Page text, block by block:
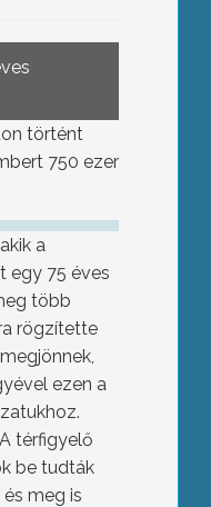
történt
750 ezer
a
egy 75 éves
több
rögzítette
ezen a
térfigyelő
be tudták
meg is